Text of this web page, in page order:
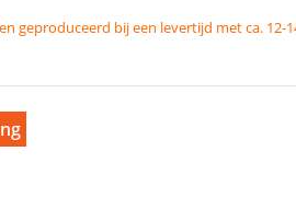
geproduceerd bij een levertijd met ca. 12-